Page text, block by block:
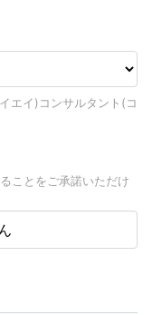
エイ)コンサルタント(コ
ことをご承諾いただけ